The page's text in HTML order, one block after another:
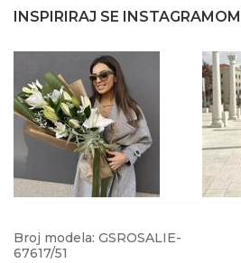
INSPIRIRAJ SE INSTAGRAMOM
Broj modela: GSROSALIE-
67617/51